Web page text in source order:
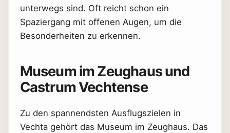
unterwegs sind. Oft reicht schon ein
Spaziergang mit offenen Augen, um die
Besonderheiten zu erkennen.
Museum im Zeughaus und
Castrum Vechtense
Zu den spannendsten Ausflugszielen in
Vechta gehört das Museum im Zeughaus. Das